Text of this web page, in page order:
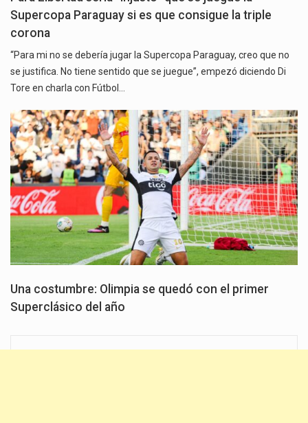
Supercopa Paraguay si es que consigue la triple
corona
“Para mi no se debería jugar la Supercopa Paraguay, creo que no
se justifica. No tiene sentido que se juegue”, empezó diciendo Di
Tore en charla con Fútbol…
Una costumbre: Olimpia se quedó con el primer
Superclásico del año